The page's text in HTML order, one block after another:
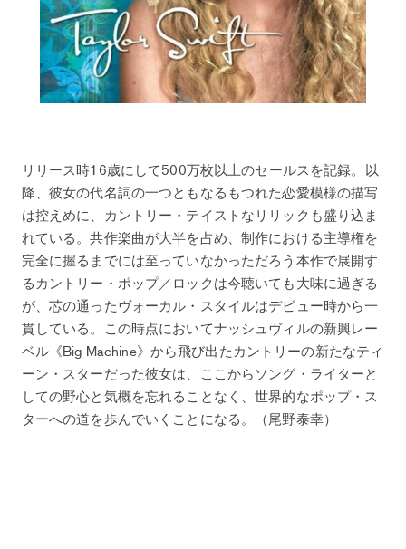
リリース時16歳にして500万枚以上のセールスを記録。以
降、彼女の代名詞の一つともなるもつれた恋愛模様の描写
は控えめに、カントリー・テイストなリリックも盛り込ま
れている。共作楽曲が大半を占め、制作における主導権を
完全に握るまでには至っていなかっただろう本作で展開す
るカントリー・ポップ／ロックは今聴いても大味に過ぎる
が、芯の通ったヴォーカル・スタイルはデビュー時から一
貫している。この時点においてナッシュヴィルの新興レー
ベル《Big Machine》から飛び出たカントリーの新たなティ
ーン・スターだった彼女は、ここからソング・ライターと
しての野心と気概を忘れることなく、世界的なポップ・ス
ターへの道を歩んでいくことになる。（尾野泰幸）